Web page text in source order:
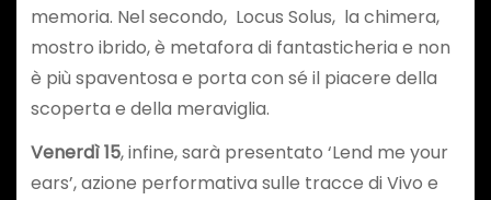
memoria. Nel secondo, Locus Solus, la chimera,
mostro ibrido, è metafora di fantasticheria e non
è più spaventosa e porta con sé il piacere della
scoperta e della meraviglia.
Venerdì 15, infine, sarà presentato ‘Lend me your
ears’, azione performativa sulle tracce di Vivo e